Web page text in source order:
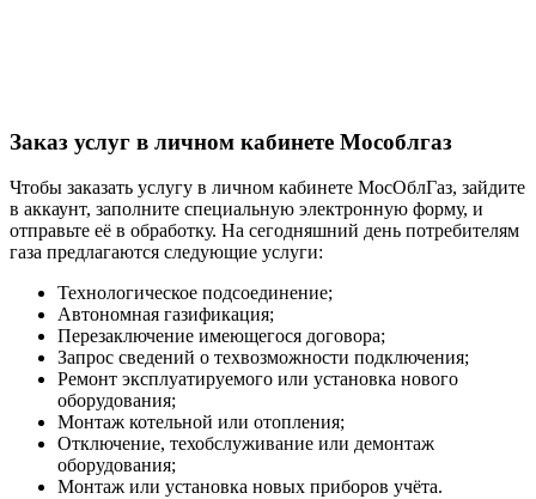
Заказ услуг в личном кабинете Мособлгаз
Чтобы заказать услугу в личном кабинете МосОблГаз, зайдите
в аккаунт, заполните специальную электронную форму, и
отправьте её в обработку. На сегодняшний день потребителям
газа предлагаются следующие услуги:
Технологическое подсоединение;
Автономная газификация;
Перезаключение имеющегося договора;
Запрос сведений о техвозможности подключения;
Ремонт эксплуатируемого или установка нового
оборудования;
Монтаж котельной или отопления;
Отключение, техобслуживание или демонтаж
оборудования;
Монтаж или установка новых приборов учёта.